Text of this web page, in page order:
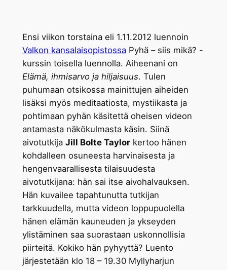
Ensi viikon torstaina eli 1.11.2012 luennoin
Valkon kansalaisopistossaPyhä – siis mikä? -
kurssin toisella luennolla. Aiheenani on
Elämä, ihmisarvo ja hiljaisuus. Tulen
puhumaan otsikossa mainittujen aiheiden
lisäksi myös meditaatiosta, mystiikasta ja
pohtimaan pyhän käsitettä oheisen videon
antamasta näkökulmasta käsin. Siinä
aivotutkija Jill Bolte Taylorkertoo hänen
kohdalleen osuneesta harvinaisesta ja
hengenvaarallisesta tilaisuudesta
aivotutkijana: hän sai itse aivohalvauksen.
Hän kuvailee tapahtunutta tutkijan
tarkkuudella, mutta videon loppupuolella
hänen elämän kauneuden ja ykseyden
ylistäminen saa suorastaan uskonnollisia
piirteitä. Kokiko hän pyhyyttä? Luento
järjestetään klo 18 – 19.30 Myllyharjun